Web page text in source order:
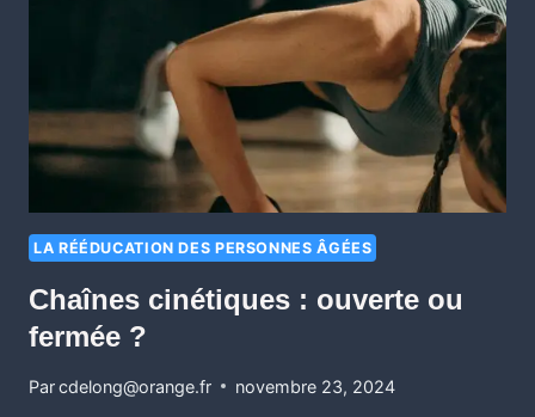
LA RÉÉDUCATION DES PERSONNES ÂGÉES
Chaînes cinétiques : ouverte ou
fermée ?
Parcdelong@orange.fr novembre 23, 2024